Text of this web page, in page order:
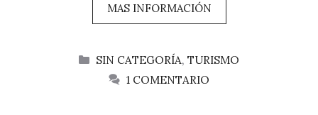
MAS INFORMACIÓN
CATEGORÍAS
SIN CATEGORÍA,TURISMO
1 COMENTARIO